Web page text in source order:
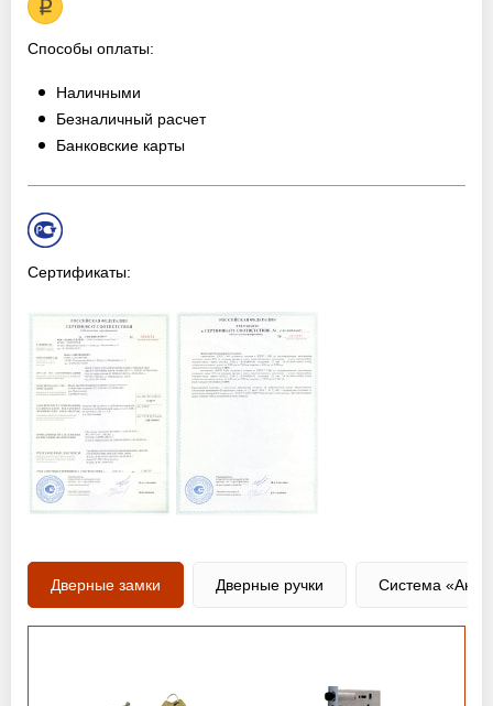
Способы оплаты:
Наличными
Безналичный расчет
Банковские карты
Сертификаты:
Дверные замки Дверные ручки Система